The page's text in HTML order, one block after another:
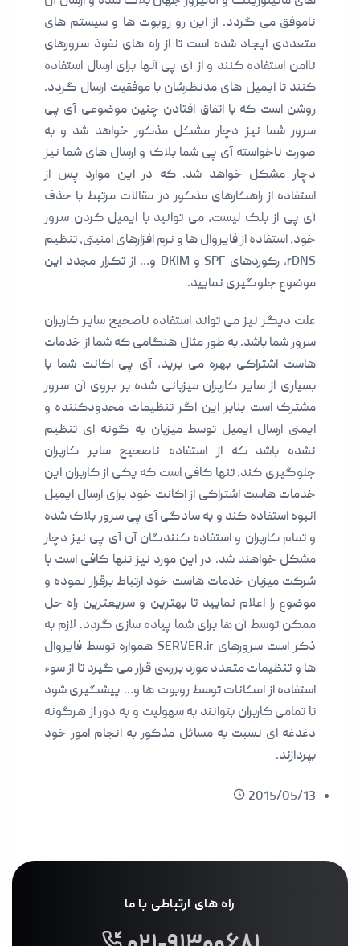
ناموفق می گردد. از این رو روبوت ها و سیستم های
متعددی ایجاد شده است تا از راه های نفوذ سرورهای
ناامن استفاده کنند و از آی پی آنها برای ارسال استفاده
کنند تا ایمیل های مدنظرشان با موفقیت ارسال گردد.
روشن است که با اتفاق افتادن چنین موضوعی آی پی
سرور شما نیز دچار مشکل مذکور خواهد شد و به
صورت ناخواسته آی پی شما بلاک و ارسال های شما نیز
دچار مشکل خواهد شد. که در این موارد پس از
استفاده از راهکارهای مذکور در مقالات مرتبط با حذف
آی پی از بلک لیست، می توانید با ایمیل کردن سرور
خود، استفاده از فایروال ها و نرم افزارهای امنیتی، تنظیم
rDNS، رکوردهای SPF و DKIM و… از تکرار مجدد این
موضوع جلوگیری نمایید.
علت دیگر نیز می تواند استفاده ناصحیح سایر کاربران
سرور شما باشد. به طور مثال هنگامی که شما از خدمات
هاست اشتراکی بهره می برید، آی پی اکانت شما با
بسیاری از سایر کاربران میزبانی شده بر بروی آن سرور
مشترک است بنابر این اگر تنظیمات محدودکننده و
ایمنی ارسال ایمیل توسط میزبان به گونه ای تنظیم
نشده باشد که از استفاده ناصحیح سایر کاربران
جلوگیری کند، تنها کافی است که یکی از کاربران این
خدمات هاست اشتراکی از اکانت خود برای ارسال ایمیل
انبوه استفاده کند و به سادگی آی پی سرور بلاک شده
و تمام کاربران و استفاده کنندگان آن آی پی نیز دچار
مشکل خواهند شد. در این مورد نیز تنها کافی است با
شرکت میزبان خدمات هاست خود ارتباط برقرار نموده و
موضوع را اعلام نمایید تا بهترین و سریعترین راه حل
ممکن توسط آن ها برای شما پیاده سازی گردد. لازم به
ذکر است سرورهای SERVER.ir همواره توسط فایروال
ها و تنظیمات متعدد مورد بررسی قرار می گیرد تا از سوء
استفاده از امکانات توسط روبوت ها و… پیشگیری شود
تا تمامی کاربران بتوانند به سهولیت و به دور از هرگونه
دغدغه ای نسبت به مسائل مذکور به انجام امور خود
بپردازند.
2015/05/13
راه های ارتباطی با ما